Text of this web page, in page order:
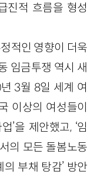
진적 흐름을 형성
적인 영향이 더욱
임금투쟁 역시 새
3월 8일 세계 여
이상의 여성들이
’을 제안했고, ‘임
의 모든 돌봄노동
의 부채 탕감’ 방안